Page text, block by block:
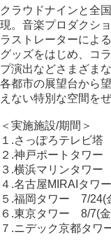
クラウドナインと全
現。音楽プロダクシ
ラストレーターによ
グッズをはじめ、コ
プ演出などさまざま
各都市の展望台から
えない特別な空間を
＜実施施設/期間＞
１.さっぽろテレビ
２.神戸ポートタワ
３.横浜マリンタワ
４.名古屋MIRAIタワ
５.福岡タワー 7/24(
６.東京タワー 8/7(
７.ニデック京都タ